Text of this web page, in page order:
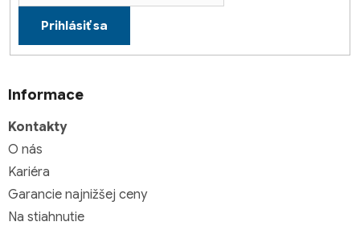
Prihlásiť sa
Informace
Kontakty
O nás
Kariéra
Garancie najnižšej ceny
Na stiahnutie